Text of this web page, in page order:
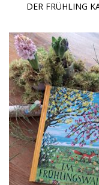
DER FRÜHLING